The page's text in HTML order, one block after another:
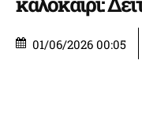
01/06/2026 00:05